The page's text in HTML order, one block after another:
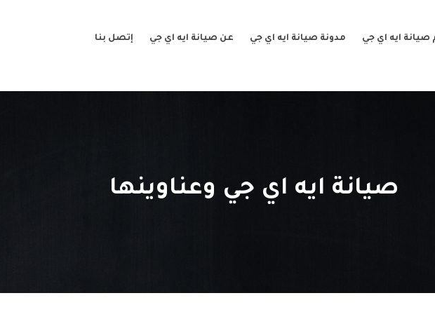
صيانة ايه اي جي مدونة صيانة ايه اي جي عن صيانة ايه اي جي إتصل بنا
صيانة ايه اي جي وعناوينها